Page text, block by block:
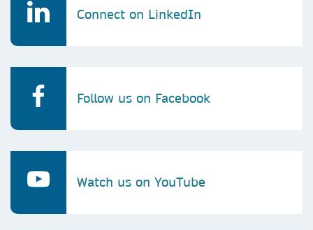
Connect on LinkedIn
Follow us on Facebook
Watch us on YouTube